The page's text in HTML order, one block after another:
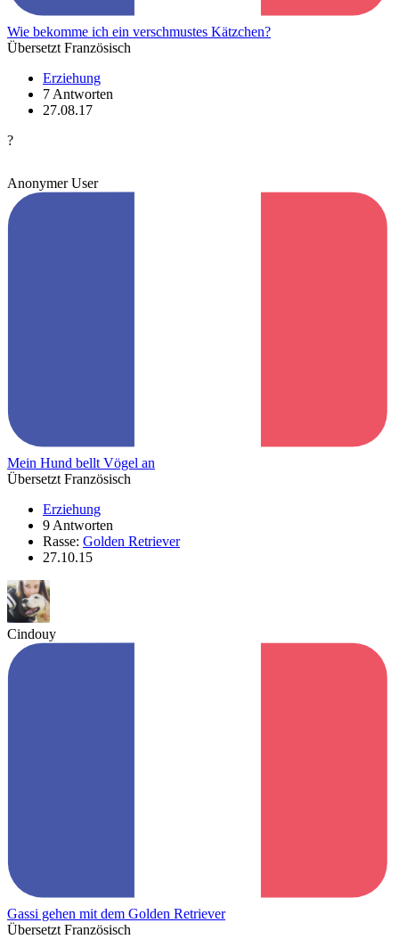
Wie bekomme ich ein verschmustes Kätzchen?
Übersetzt Französisch
Erziehung
7 Antworten
27.08.17
?
Anonymer User
Mein Hund bellt Vögel an
Übersetzt Französisch
Erziehung
9 Antworten
Rasse: Golden Retriever
27.10.15
Cindouy
Gassi gehen mit dem Golden Retriever
Übersetzt Französisch